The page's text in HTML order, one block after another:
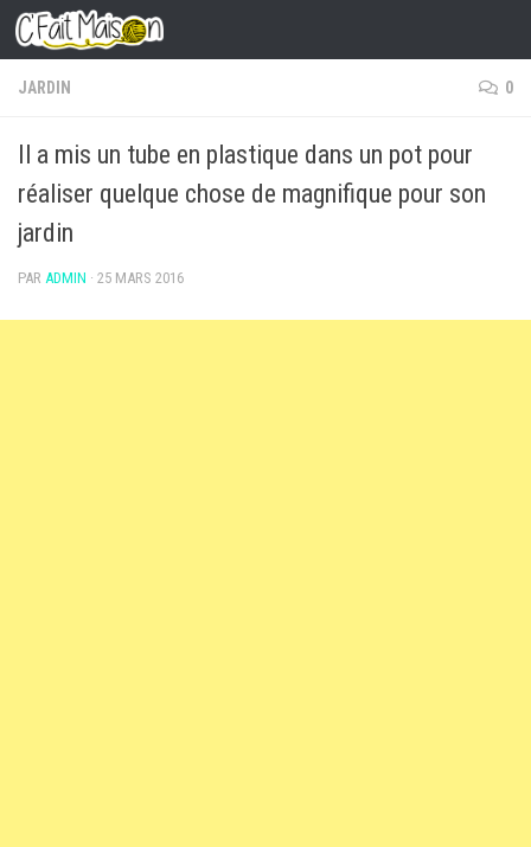
Skip to content
JARDIN 0
Il a mis un tube en plastique dans un pot pour
réaliser quelque chose de magnifique pour son
jardin
PAR ADMIN · 25 MARS 2016